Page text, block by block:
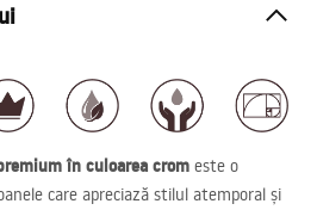
în culoarea crom este o
care apreciază stilul atemporal și